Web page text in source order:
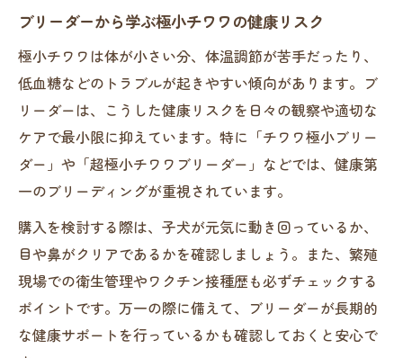
ブリーダーから学ぶ極小チワワの健康リスク
極小チワワは体が小さい分、体温調節が苦手だったり、
低血糖などのトラブルが起きやすい傾向があります。ブ
リーダーは、こうした健康リスクを日々の観察や適切な
ケアで最小限に抑えています。特に「チワワ極小ブリー
ダー」や「超極小チワワブリーダー」などでは、健康第
一のブリーディングが重視されています。
購入を検討する際は、子犬が元気に動き回っているか、
目や鼻がクリアであるかを確認しましょう。また、繁殖
現場での衛生管理やワクチン接種歴も必ずチェックする
ポイントです。万一の際に備えて、ブリーダーが長期的
な健康サポートを行っているかも確認しておくと安心で